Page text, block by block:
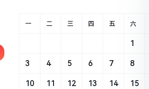
一 二 三 四 五 六
1
3 4 5 6 7 8
10 11 12 13 14 15